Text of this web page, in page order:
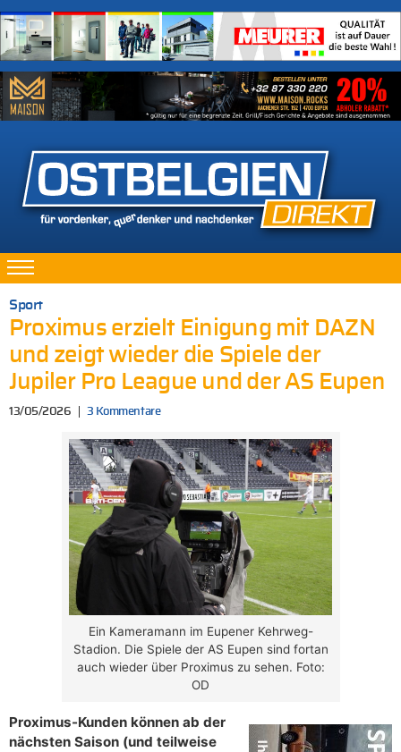
Sport
Proximus erzielt Einigung mit DAZN
und zeigt wieder die Spiele der
Jupiler Pro League und der AS Eupen
13/05/2026 3 Kommentare
Ein Kameramann im Eupener Kehrweg-
Stadion. Die Spiele der AS Eupen sind fortan
auch wieder über Proximus zu sehen. Foto:
OD
Proximus-Kunden können ab der
nächsten Saison (und teilweise